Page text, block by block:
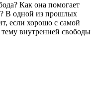
Как она помогает
В одной из прошлых
если хорошо с самой
тему внутренней свободы